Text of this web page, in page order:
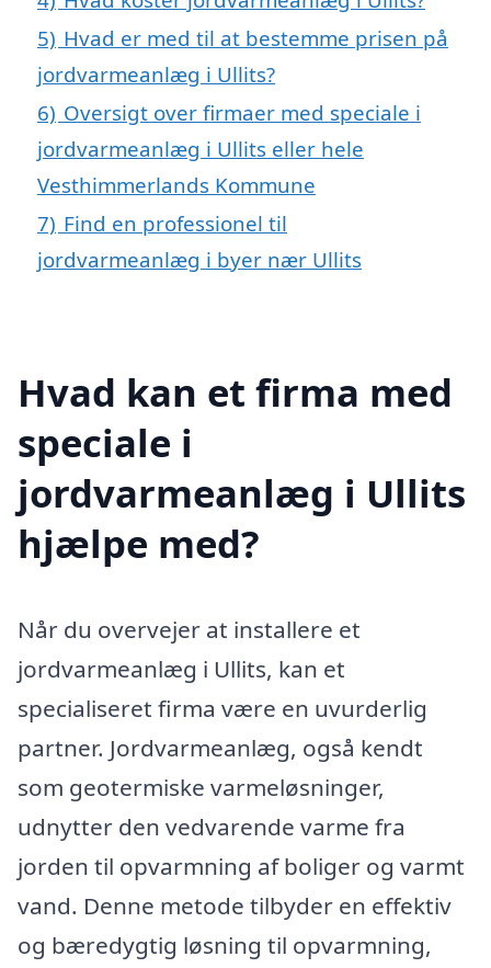
5) Hvad er med til at bestemme prisen på
jordvarmeanlæg i Ullits?
6) Oversigt over firmaer med speciale i
jordvarmeanlæg i Ullits eller hele
Vesthimmerlands Kommune
7) Find en professionel til
jordvarmeanlæg i byer nær Ullits
Hvad kan et firma med
speciale i
jordvarmeanlæg i Ullits
hjælpe med?
Når du overvejer at installere et
jordvarmeanlæg i Ullits, kan et
specialiseret firma være en uvurderlig
partner. Jordvarmeanlæg, også kendt
som geotermiske varmeløsninger,
udnytter den vedvarende varme fra
jorden til opvarmning af boliger og varmt
vand. Denne metode tilbyder en effektiv
og bæredygtig løsning til opvarmning,